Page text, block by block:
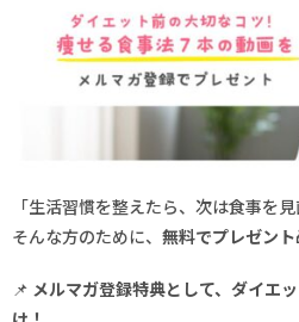
「生活習慣を整えたら、次は食事を見
そんな方のために、 無料でプレゼン
📌 メルマガ登録特典として、ダイエ